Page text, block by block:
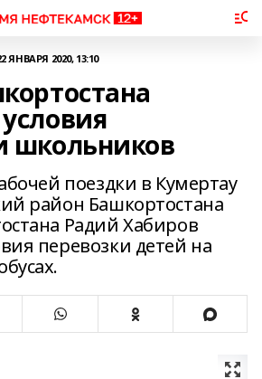
ЯНВАРЯ 2020, 13:10
школьников
поездки в Кумертау
район Башкортостана
Радий Хабиров
перевозки детей на